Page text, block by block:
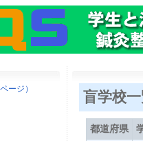
ージ）
盲学校
都道府県